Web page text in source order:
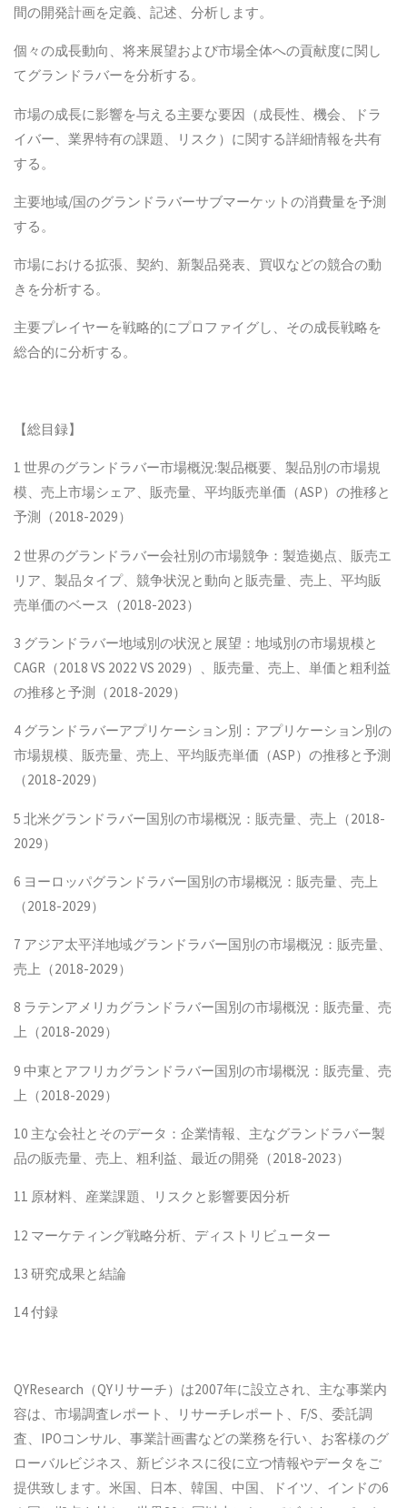
間の開発計画を定義、記述、分析します。
個々の成長動向、将来展望および市場全体への貢献度に関し
てグランドラバーを分析する。
市場の成長に影響を与える主要な要因（成長性、機会、ドラ
イバー、業界特有の課題、リスク）に関する詳細情報を共有
する。
主要地域/国のグランドラバーサブマーケットの消費量を予測
する。
市場における拡張、契約、新製品発表、買収などの競合の動
きを分析する。
主要プレイヤーを戦略的にプロファイグし、その成長戦略を
総合的に分析する。
【総目録】
1 世界のグランドラバー市場概況:製品概要、製品別の市場規
模、売上市場シェア、販売量、平均販売単価（ASP）の推移と
予測（2018-2029）
2 世界のグランドラバー会社別の市場競争：製造拠点、販売エ
リア、製品タイプ、競争状況と動向と販売量、売上、平均販
売単価のベース（2018-2023）
3 グランドラバー地域別の状況と展望：地域別の市場規模と
CAGR（2018 VS 2022 VS 2029）、販売量、売上、単価と粗利益
の推移と予測（2018-2029）
4 グランドラバーアプリケーション別：アプリケーション別の
市場規模、販売量、売上、平均販売単価（ASP）の推移と予測
（2018-2029）
5 北米グランドラバー国別の市場概況：販売量、売上（2018-
2029）
6 ヨーロッパグランドラバー国別の市場概況：販売量、売上
（2018-2029）
7 アジア太平洋地域グランドラバー国別の市場概況：販売量、
売上（2018-2029）
8 ラテンアメリカグランドラバー国別の市場概況：販売量、売
上（2018-2029）
9 中東とアフリカグランドラバー国別の市場概況：販売量、売
上（2018-2029）
10 主な会社とそのデータ：企業情報、主なグランドラバー製
品の販売量、売上、粗利益、最近の開発（2018-2023）
11 原材料、産業課題、リスクと影響要因分析
12 マーケティング戦略分析、ディストリビューター
13 研究成果と結論
14 付録
QYResearch（QYリサーチ）は2007年に設立され、主な事業内
容は、市場調査レポート、リサーチレポート、F/S、委託調
査、IPOコンサル、事業計画書などの業務を行い、お客様のグ
ローバルビジネス、新ビジネスに役に立つ情報やデータをご
提供致します。米国、日本、韓国、中国、ドイツ、インドの6